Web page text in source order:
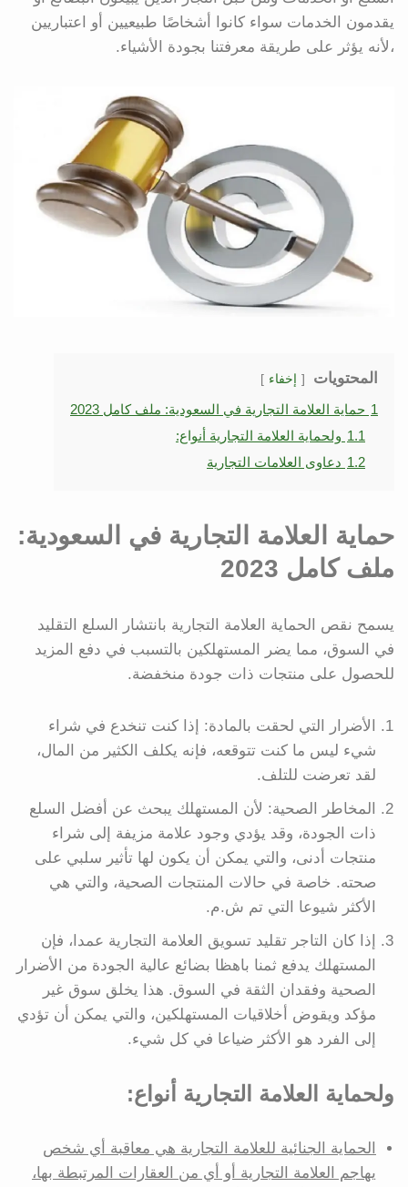
يقدمون الخدمات سواء كانوا أشخاصًا طبيعيين أو اعتباريين
،لأنه يؤثر على طريقة معرفتنا بجودة الأشياء.
المحتويات إخفاء
1 حماية العلامة التجارية في السعودية: ملف كامل 2023
1.1 ولحماية العلامة التجارية أنواع:
1.2 دعاوى العلامات التجارية
حماية العلامة التجارية في السعودية:
ملف كامل 2023
يسمح نقص الحماية العلامة التجارية بانتشار السلع التقليد
في السوق، مما يضر المستهلكين بالتسبب في دفع المزيد
للحصول على منتجات ذات جودة منخفضة.
الأضرار التي لحقت بالمادة: إذا كنت تنخدع في شراء
شيء ليس ما كنت تتوقعه، فإنه يكلف الكثير من المال،
لقد تعرضت للتلف.
المخاطر الصحية: لأن المستهلك يبحث عن أفضل السلع
ذات الجودة، وقد يؤدي وجود علامة مزيفة إلى شراء
منتجات أدنى، والتي يمكن أن يكون لها تأثير سلبي على
صحته. خاصة في حالات المنتجات الصحية، والتي هي
الأكثر شيوعا التي تم ش.م.
إذا كان التاجر تقليد تسويق العلامة التجارية عمدا، فإن
المستهلك يدفع ثمنا باهظا بضائع عالية الجودة من الأضرار
الصحية وفقدان الثقة في السوق. هذا يخلق سوق غير
مؤكد ويقوض أخلاقيات المستهلكين، والتي يمكن أن تؤدي
إلى الفرد هو الأكثر ضياعا في كل شيء.
ولحماية العلامة التجارية أنواع:
الحماية الجنائية للعلامة التجارية هي معاقبة أي شخص
يهاجم العلامة التجارية أو أي من العقارات المرتبطة بها،